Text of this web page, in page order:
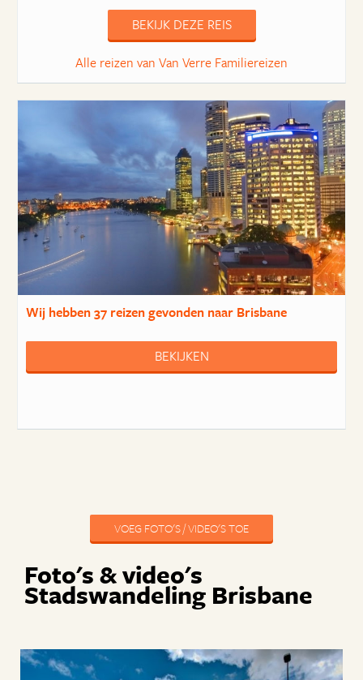
BEKIJK DEZE REIS
Alle reizen van Van Verre Familiereizen
Wij hebben37 reizengevonden naar Brisbane
BEKIJKEN
VOEG FOTO'S / VIDEO'S TOE
Foto's & video's
Stadswandeling Brisbane